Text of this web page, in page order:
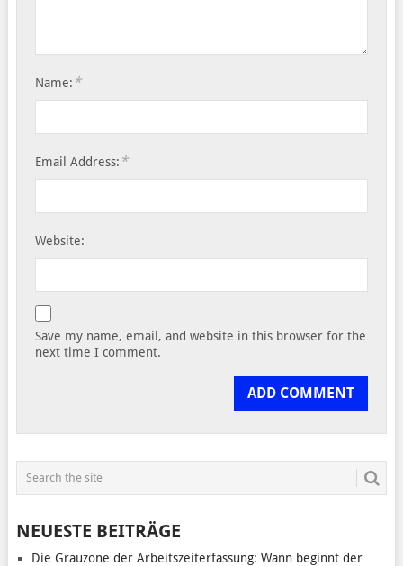
Name: *
Email Address: *
Website:
Save my name, email, and website in this browser for the
next time I comment.
NEUESTE BEITRÄGE
Die Grauzone der Arbeitszeiterfassung: Wann beginnt der